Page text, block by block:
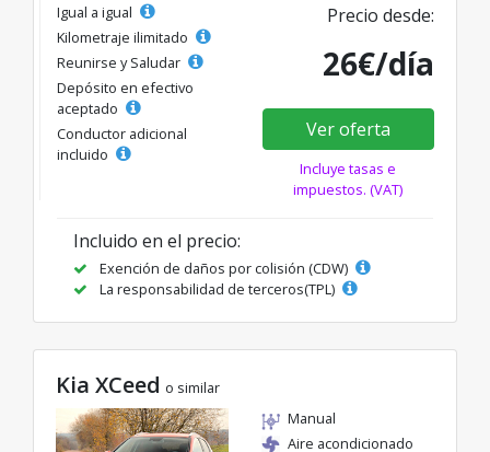
Igual a igual
Kilometraje ilimitado
Reunirse y Saludar
Depósito en efectivo
aceptado
Conductor adicional
incluido
Precio desde:
26€/día
Ver oferta
Incluye tasas e
impuestos. (VAT)
Incluido en el precio:
Exención de daños por colisión (CDW)
La responsabilidad de terceros(TPL)
Kia XCeed o similar
Manual
Aire acondicionado